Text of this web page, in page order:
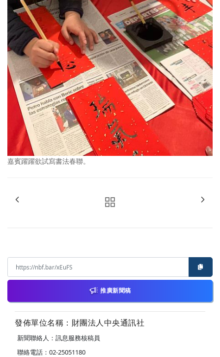
嘉賓躍躍欲試寫書法春聯。
推廣新聞稿
發佈單位名稱：財團法人中央通訊社
新聞聯絡人：訊息服務核稿員
聯絡電話：02-25051180